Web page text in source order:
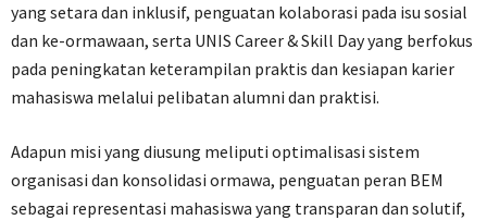
yang setara dan inklusif, penguatan kolaborasi pada isu sosial
dan ke-ormawaan, serta UNIS Career & Skill Day yang berfokus
pada peningkatan keterampilan praktis dan kesiapan karier
mahasiswa melalui pelibatan alumni dan praktisi.
Adapun misi yang diusung meliputi optimalisasi sistem
organisasi dan konsolidasi ormawa, penguatan peran BEM
sebagai representasi mahasiswa yang transparan dan solutif,